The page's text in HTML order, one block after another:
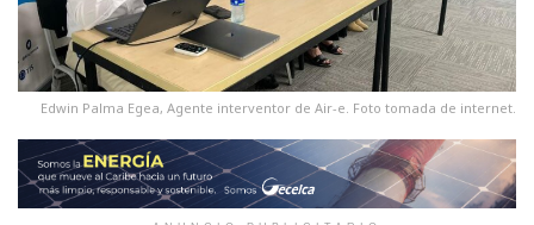
Edwin Palma Egea, Agente interventor de Air-e. Foto tomada de internet.